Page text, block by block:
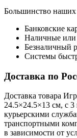
Большинство
Банковские
Наличные или
Безналичный
Системы
Доставка по
Доставка товара
24.5×24.5×13 см, с 3
курьерскими
транспортными
в зависимости от